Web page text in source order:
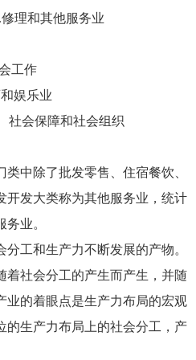
理和其他服务业
工作
娱乐业
社会保障和社会组织
类中除了批发零售、住宿餐饮、
开发大类称为其他服务业，统计
务业。
分工和生产力不断发展的产物。
着社会分工的产生而产生，并随
业的着眼点是生产力布局的宏观
的生产力布局上的社会分工，产